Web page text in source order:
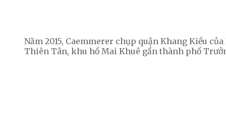
Năm 2015, Caemmerer chụp quận Khang Kiều
Thiên Tân, khu hồ Mai Khuê gần thành phố